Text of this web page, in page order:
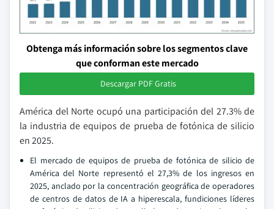
Obtenga más información sobre los segmentos clave
que conforman este mercado
Descargar PDF Gratis
América del Norte ocupó una participación del 27.3% de
la industria de equipos de prueba de fotónica de silicio
en 2025.
El mercado de equipos de prueba de fotónica de silicio de
América del Norte representó el 27,3% de los ingresos en
2025, anclado por la concentración geográfica de operadores
de centros de datos de IA a hiperescala, fundiciones líderes